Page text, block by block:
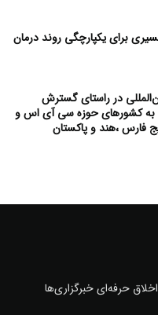
برای یکپارچگی روند درمان
در راستای گسترش
به کشورهای حوزه سی آی اس و
فارس ،هند و پاکستان
حرفه‌ای خبرگزاری‌ها